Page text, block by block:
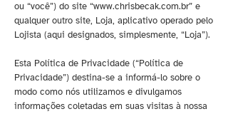
ou “você”) do site “www.chrisbecak.com.br” e
qualquer outro site, Loja, aplicativo operado pelo
Lojista (aqui designados, simplesmente, “Loja”).
Esta Política de Privacidade (“Política de
Privacidade”) destina-se a informá-lo sobre o
modo como nós utilizamos e divulgamos
informações coletadas em suas visitas à nossa